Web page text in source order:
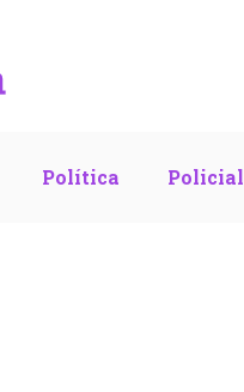
Política Policial